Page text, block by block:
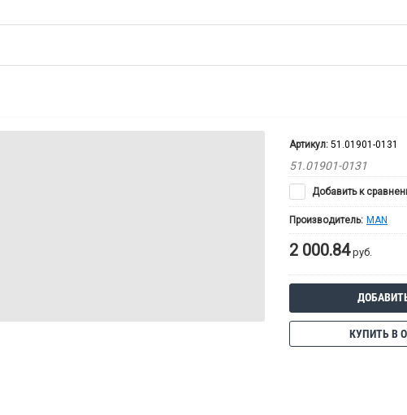
Артикул: 51.01901-0131
51.01901-0131
Добавить к
Производитель: MAN
2 000.84руб.
КУПИТЬ В